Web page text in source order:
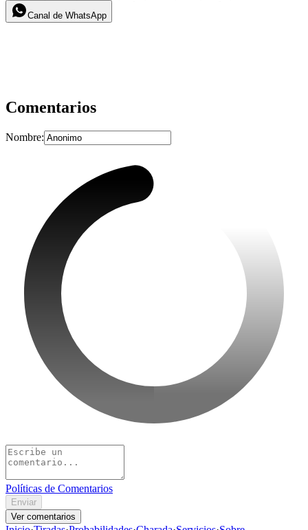
Canal de WhatsApp
Comentarios
Nombre:
Políticas de Comentarios
Enviar
Ver comentarios